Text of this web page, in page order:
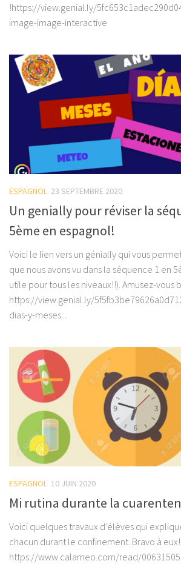
!https://view.genial.ly/
image-image-interactive
ESPAGNOL 23 SEPTEMBRE 2020
Un genially pour réviser la
5ème en espagnol!
Voici le lien vers un génially qui vous
que nous avons vu dans la séquence 1 en
utile pour tous les niveaux!!). Amusez-vous
https://view.genial.ly/
dias-y-meses...
ESPAGNOL 10 JUIN 2020
Mi rutina durante la
Voici quelques travaux d’élèves qui
chacun durant le confinement. Bravo à eux!
https://www.calameo.com/read/